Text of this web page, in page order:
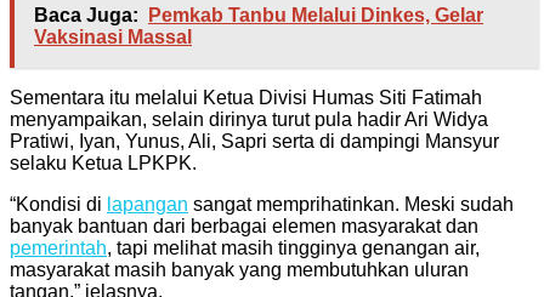
Baca Juga:
Pemkab Tanbu Melalui Dinkes, Gelar
Vaksinasi Massal
Sementara itu melalui Ketua Divisi Humas Siti Fatimah
menyampaikan, selain dirinya turut pula hadir Ari Widya
Pratiwi, Iyan, Yunus, Ali, Sapri serta di dampingi Mansyur
selaku Ketua LPKPK.
“Kondisi di lapangan sangat memprihatinkan. Meski sudah
banyak bantuan dari berbagai elemen masyarakat dan
pemerintah, tapi melihat masih tingginya genangan air,
masyarakat masih banyak yang membutuhkan uluran
tangan,” jelasnya.